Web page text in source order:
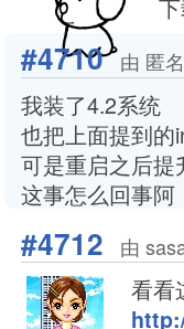
#4710 由 匿
我装了4.2系统
也把上面提到的
可是重启之后提
这事怎么回事阿
#4712 由
看看